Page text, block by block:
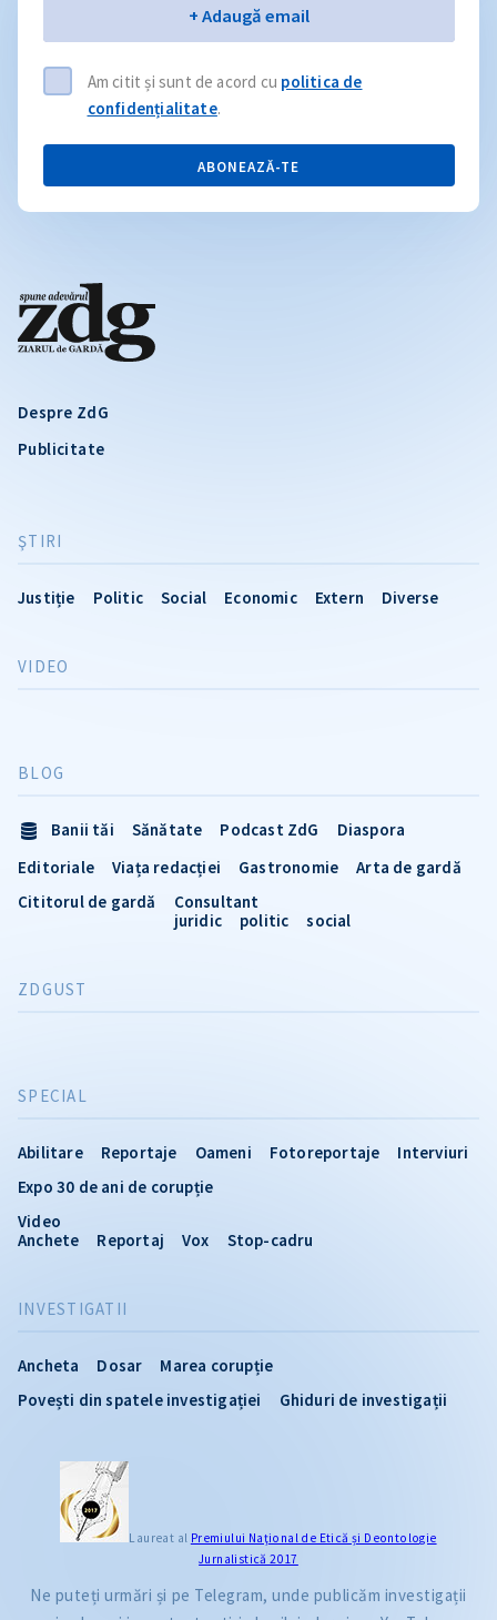
Despre ZdG
Publicitate
ŞTIRI
Justiție Politic Social Economic Extern Diverse
INVESTIGATII
Ancheta Dosar
Marea corupție
Povești din spatele investigației
Ghiduri de investigații
VIDEO
SPECIAL
Abilitare Reportaje Oameni Fotoreportaje
Interviuri
Expo 30 de ani de corupție
Video
Anchete
Reportaj Vox Stop-cadru
BLOG
Banii tăi Sănătate Podcast ZdG
Diaspora
Editoriale
Viața redacției Gastronomie
Arta de gardă
Cititorul de gardă
Consultant
juridic
politic social
ZDGUST
+ Adaugă email
Am citit și sunt de acord cu politica de
confidențialitate.
ABONEAZĂ-TE
Laureat al Premiului Naţional de Etică și Deontologie
Jurnalistică 2017
Ne puteți urmări și pe Telegram, unde publicăm investigații
CITEȘTE